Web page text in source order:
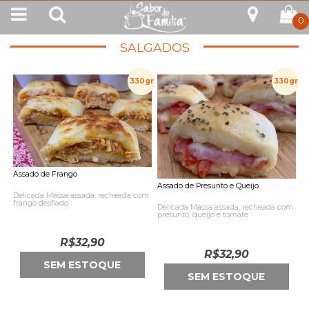
0
SALGADOS
330gr
Assado de Frango
Delicada Massa assada, recheada com
frango desfiado
R$32,90
SEM ESTOQUE
330gr
Assado de Presunto e Queijo
Delicada Massa assada, recheada com
presunto, queijo e tomate
R$32,90
SEM ESTOQUE